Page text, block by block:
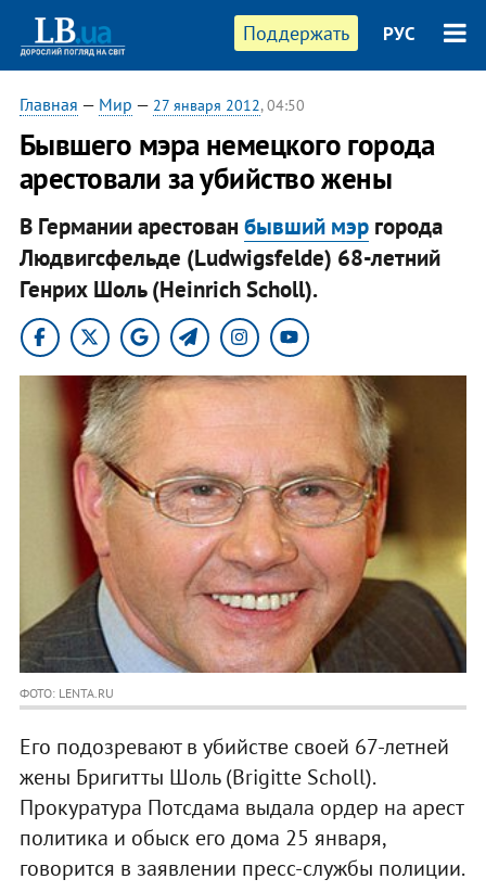
Поддержать РУС
Главная — Мир — 27 января 2012, 04:50
Бывшего мэра немецкого города
арестовали за убийство жены
В Германии арестован бывший мэргорода
Людвигсфельде (Ludwigsfelde) 68-летний
Генрих Шоль (Heinrich Scholl).
ФОТО: LENTA.RU
Его подозревают в убийстве своей 67-летней
жены Бригитты Шоль (Brigitte Scholl).
Прокуратура Потсдама выдала ордер на арест
политика и обыск его дома 25 января,
говорится в заявлении пресс-службы полиции.